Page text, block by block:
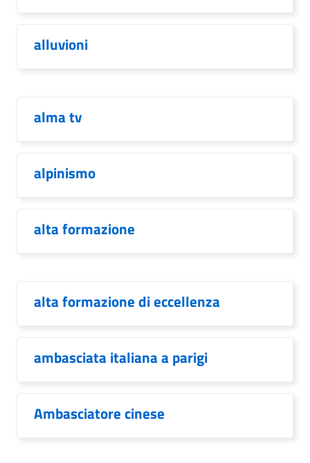
alluvioni
alma tv
alpinismo
alta formazione
alta formazione di eccellenza
ambasciata italiana a parigi
Ambasciatore cinese